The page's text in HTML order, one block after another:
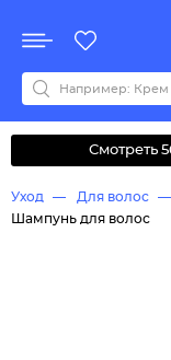
Все бренды
0-9ABCDEFGHIJKL
Смотреть
Уход Для волос
Шампунь для волос